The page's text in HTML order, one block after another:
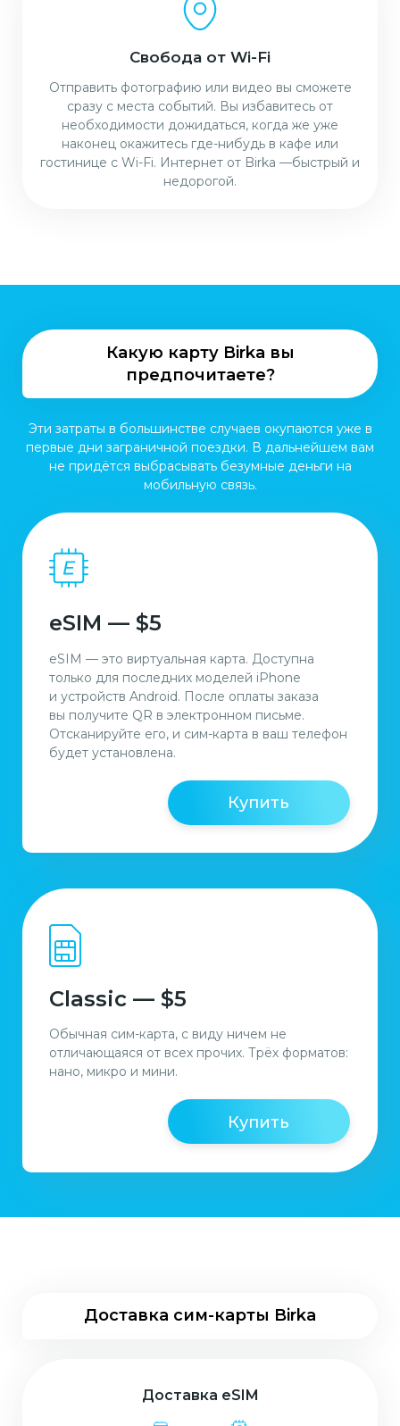
Свобода от Wi-Fi
Отправить фотографию или видео вы сможете
сразу с места событий. Вы избавитесь от
необходимости дожидаться, когда же уже
наконец окажитесь где-нибудь в кафе или
гостинице с Wi-Fi. Интернет от Birka —быстрый и
недорогой.
Какую карту Birka вы
предпочитаете?
Эти затраты в большинстве случаев окупаются уже в
первые дни заграничной поездки. В дальнейшем вам
не придётся выбрасывать безумные деньги на
мобильную связь.
eSIM — $5
eSIM — это виртуальная карта. Доступна
только для последних моделей iPhone
и устройств Android. После оплаты заказа
вы получите QR в электронном письме.
Отсканируйте его, и сим-карта в ваш телефон
будет установлена.
Купить
Classic — $5
Обычная сим-карта, с виду ничем не
отличающаяся от всех прочих. Трёх форматов:
нано, микро и мини.
Купить
Доставка сим-карты Birka
Доставка eSIM